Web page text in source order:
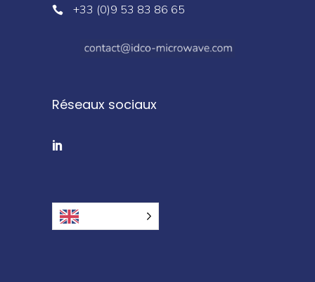
+33 (0)9 53 83 86 65
Réseaux sociaux